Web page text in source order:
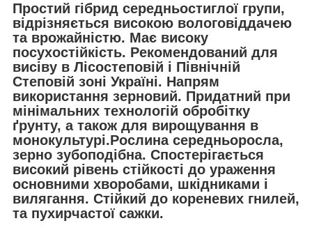
Простий гібрид середньостиглої групи,
відрізняється високою вологовіддачею
та врожайністю. Має високу
посухостійкість. Рекомендований для
висіву в Лісостеповій і Північній
Степовій зоні Україні. Напрям
використання зерновий. Придатний при
мінімальних технологій обробітку
ґрунту, а також для вирощування в
монокультурі.Рослина середньоросла,
зерно зубоподібна. Спостерігається
високий рівень стійкості до ураження
основними хворобами, шкідниками і
вилягання. Стійкий до кореневих гнилей,
та пухирчастої сажки.